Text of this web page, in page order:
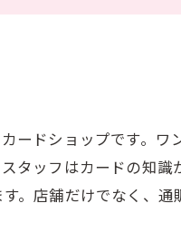
ードショップです。
タッフはカードの知
。店舗だけでなく、